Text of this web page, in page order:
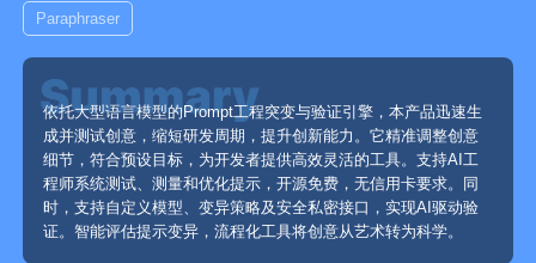
Paraphraser
依托大型语言模型的Prompt工程突变与验证引擎，本产品迅速生
成并测试创意，缩短研发周期，提升创新能力。它精准调整创意
细节，符合预设目标，为开发者提供高效灵活的工具。支持AI工
程师系统测试、测量和优化提示，开源免费，无信用卡要求。同
时，支持自定义模型、变异策略及安全私密接口，实现AI驱动验
证。智能评估提示变异，流程化工具将创意从艺术转为科学。